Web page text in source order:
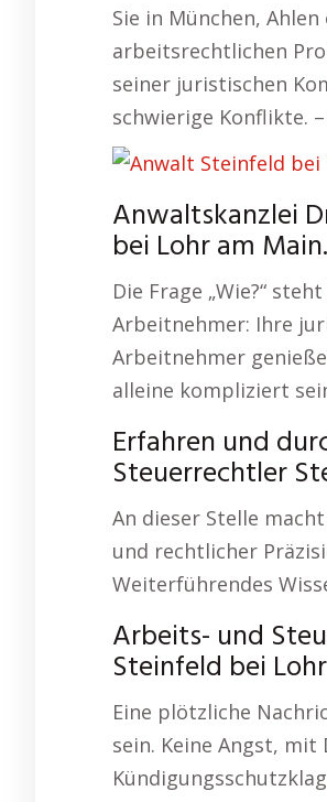
Sie in München,
arbeitsrechtlichen
seiner juristischen
schwierige Konflikte. –
Anwaltskanzlei
bei Lohr am Main.
Die Frage „Wie?“
Arbeitnehmer: Ihre
Arbeitnehmer
alleine kompliziert
Erfahren und
Steuerrechtler
An dieser Stelle
und rechtlicher
Weiterführendes
Arbeits- und
Steinfeld bei
Eine plötzliche
sein. Keine Angst, mit